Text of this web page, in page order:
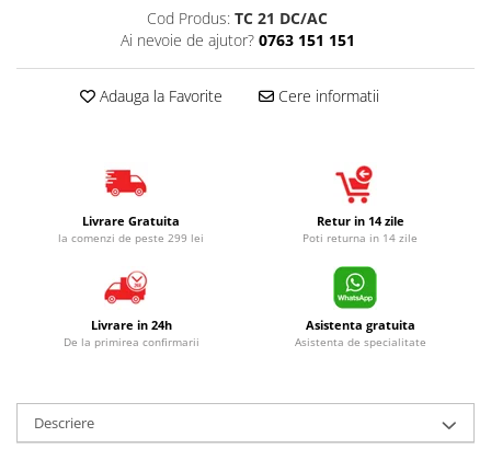
Cod Produs: TC 21 DC/AC
Ai nevoie de ajutor? 0763 151 151
Adauga la Favorite Cere informatii
Livrare Gratuita
la comenzi de peste 299 lei
Retur in 14 zile
Poti returna in 14 zile
Livrare in 24h
De la primirea confirmarii
Asistenta gratuita
Asistenta de specialitate
Descriere